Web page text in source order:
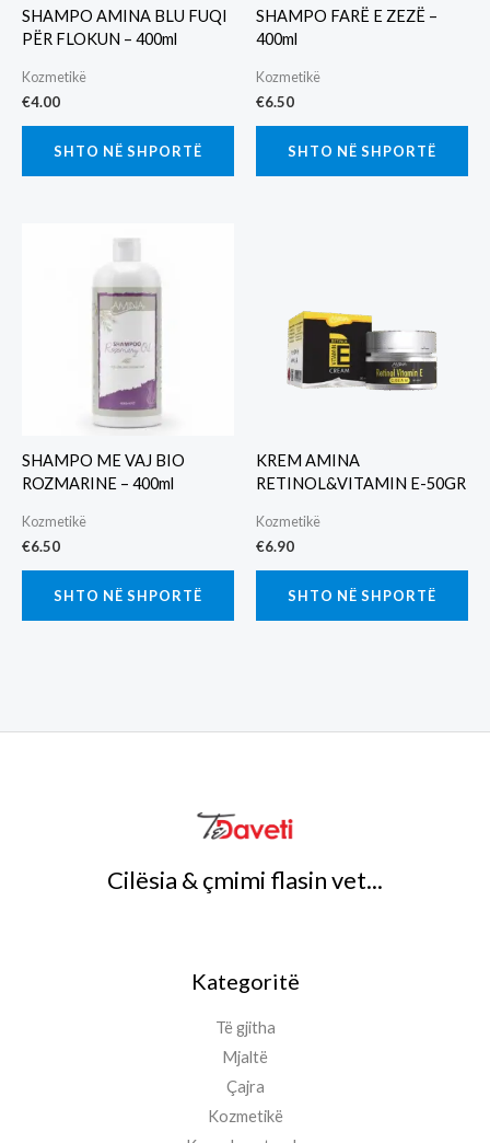
SHAMPO AMINA BLU FUQI
PËR FLOKUN – 400ml
Kozmetikë
€4.00
SHTO NË SHPORTË
SHAMPO FARË E ZEZË –
400ml
Kozmetikë
€6.50
SHTO NË SHPORTË
SHAMPO ME VAJ BIO
ROZMARINE – 400ml
Kozmetikë
€6.50
SHTO NË SHPORTË
KREM AMINA
RETINOL&VITAMIN E-50GR
Kozmetikë
€6.90
SHTO NË SHPORTË
Cilësia & çmimi flasin vet...
Kategoritë
Të gjitha
Mjaltë
Çajra
Kozmetikë